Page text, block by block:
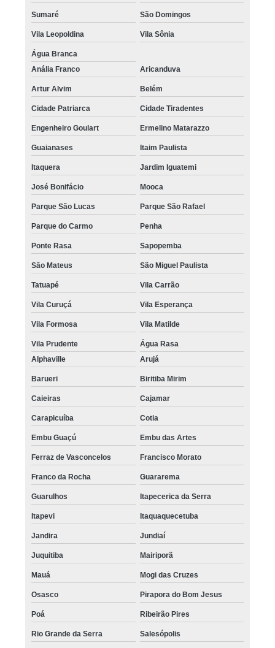
Sumaré São Domingos
Vila Leopoldina Vila Sônia
Água Branca
Anália Franco
Aricanduva
Artur Alvim Belém
Cidade Patriarca Cidade Tiradentes
Engenheiro Goulart Ermelino Matarazzo
Guaianases Itaim Paulista
Itaquera Jardim Iguatemi
José Bonifácio Mooca
Parque São Lucas Parque São Rafael
Parque do Carmo Penha
Ponte Rasa Sapopemba
São Mateus São Miguel Paulista
Tatuapé Vila Carrão
Vila Curuçá Vila Esperança
Vila Formosa Vila Matilde
Vila Prudente
Água Rasa
Alphaville
Arujá
Barueri Biritiba Mirim
Caieiras Cajamar
Carapicuíba Cotia
Embu Guaçú Embu das Artes
Ferraz de Vasconcelos Francisco Morato
Franco da Rocha Guararema
Guarulhos Itapecerica da Serra
Itapevi Itaquaquecetuba
Jandira Jundiaí
Juquitiba Mairiporã
Mauá Mogi das Cruzes
Osasco Pirapora do Bom Jesus
Poá Ribeirão Pires
Rio Grande da Serra Salesópolis